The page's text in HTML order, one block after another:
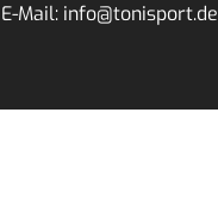
E-Mail: info@tonisport.de